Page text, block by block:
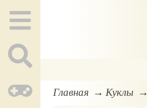
Главная Куклы